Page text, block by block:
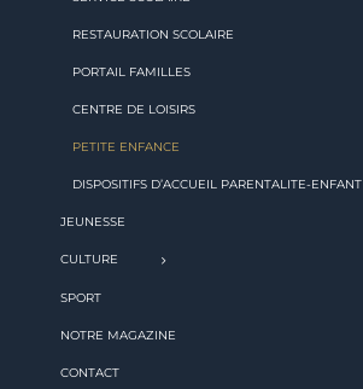
RESTAURATION SCOLAIRE
PORTAIL FAMILLES
CENTRE DE LOISIRS
PETITE ENFANCE
DISPOSITIFS D’ACCUEIL PARENTALITE-ENFANT
JEUNESSE
CULTURE
SPORT
NOTRE MAGAZINE
CONTACT